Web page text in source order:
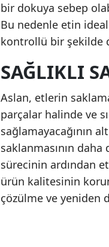
bir dokuya sebep
Bu nedenle etin
kontrollü bir şekilde
SAĞLIKLI
Aslan, etlerin
parçalar halinde ve
sağlamayacağının
saklanmasının
sürecinin ardından
ürün kalitesinin
çözülme ve yeniden